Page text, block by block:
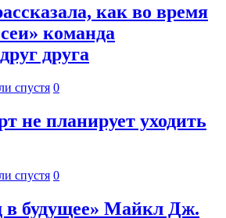
как во время
команда
друга
спустя 0
не планирует уходить
спустя 0
в будущее» Майкл Дж.